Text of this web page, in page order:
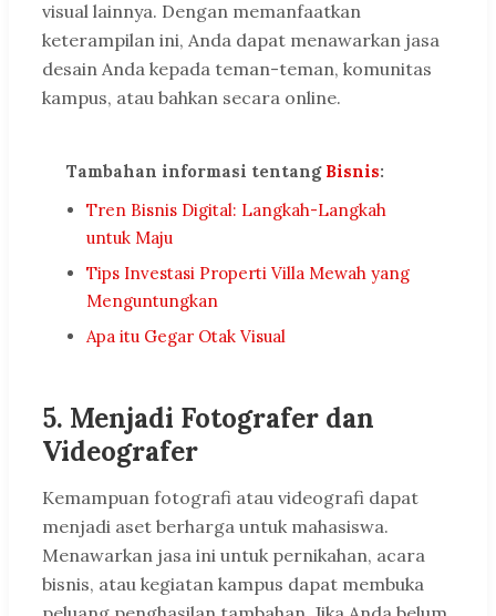
visual lainnya. Dengan memanfaatkan
keterampilan ini, Anda dapat menawarkan jasa
desain Anda kepada teman-teman, komunitas
kampus, atau bahkan secara online.
Tambahan informasi tentang Bisnis:
Tren Bisnis Digital: Langkah-Langkah
untuk Maju
Tips Investasi Properti Villa Mewah yang
Menguntungkan
Apa itu Gegar Otak Visual
5. Menjadi Fotografer dan
Videografer
Kemampuan fotografi atau videografi dapat
menjadi aset berharga untuk mahasiswa.
Menawarkan jasa ini untuk pernikahan, acara
bisnis, atau kegiatan kampus dapat membuka